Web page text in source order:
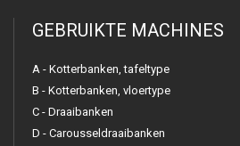
GEBRUIKTE MACHINES
A - Kotterbanken, tafeltype
B - Kotterbanken, vloertype
C - Draaibanken
D - Carousseldraaibanken